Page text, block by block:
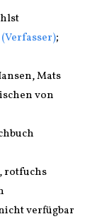
Verfasser;
Mats
von
rotfuchs
verfügbar